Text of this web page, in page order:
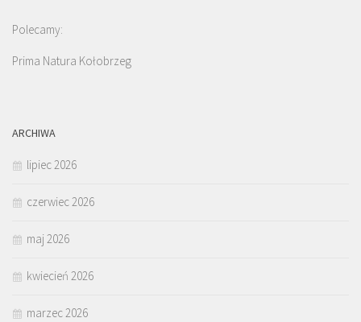
Polecamy:
Prima Natura Kołobrzeg
ARCHIWA
lipiec 2026
czerwiec 2026
maj 2026
kwiecień 2026
marzec 2026